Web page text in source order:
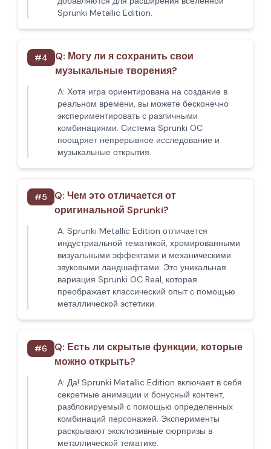
Sprunki Metallic Edition.
#4 Q: Могу ли я сохранить свои
музыкальные творения?
A: Хотя игра ориентирована на создание в
реальном времени, вы можете бесконечно
экспериментировать с различными
комбинациями. Система Sprunki OC
поощряет непрерывное исследование и
музыкальные открытия.
#5 Q: Чем это отличается от
оригинальной Sprunki?
A: Sprunki Metallic Edition отличается
индустриальной тематикой, хромированными
визуальными эффектами и механическими
звуковыми ландшафтами. Это уникальная
вариация Sprunki OC Real, которая
преображает классический опыт с помощью
металлической эстетики.
#6 Q: Есть ли скрытые функции, которые
можно открыть?
A: Да! Sprunki Metallic Edition включает в себя
секретные анимации и бонусный контент,
разблокируемый с помощью определенных
комбинаций персонажей. Эксперименты
раскрывают эксклюзивные сюрпризы в
металлической тематике.